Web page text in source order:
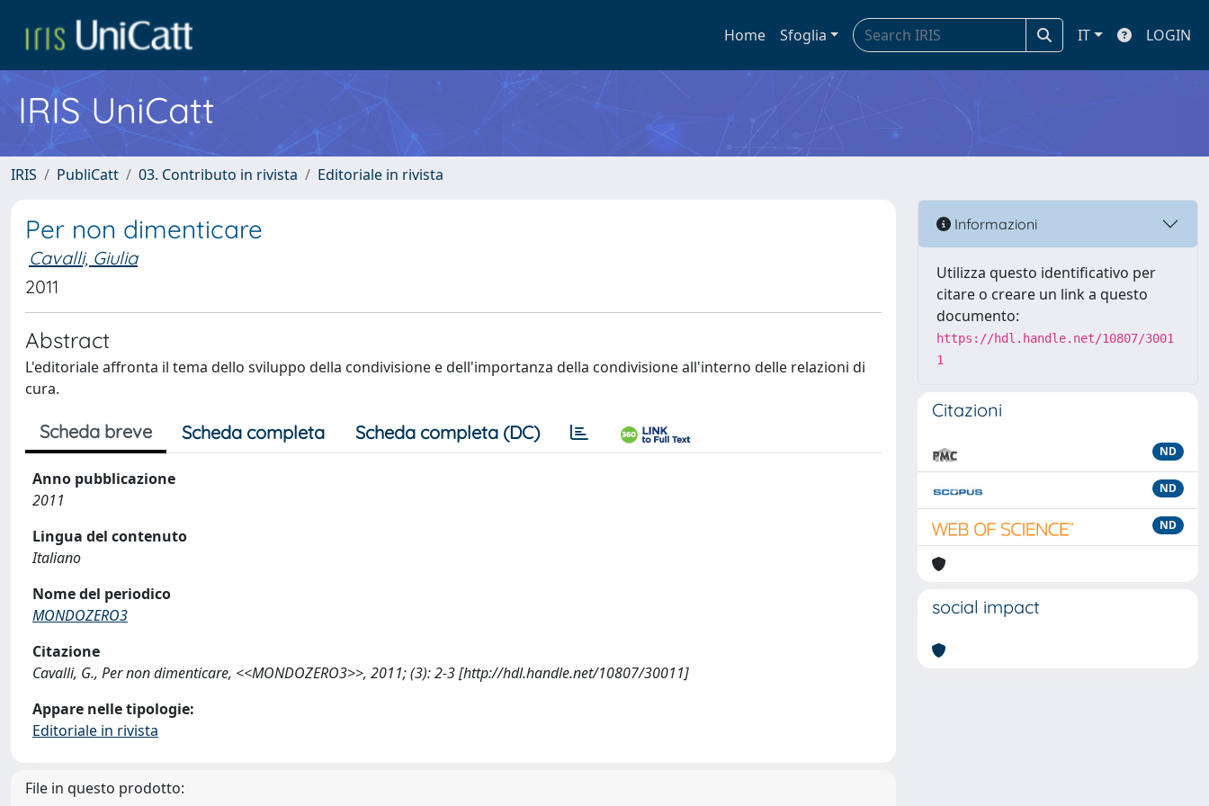
Home Sfoglia IT LOGIN
IRIS UniCatt
IRIS PubliCatt 03. Contributo in rivista Editoriale in rivista
Per non dimenticare
Cavalli, Giulia
2011
Abstract
L'editoriale affronta il tema dello sviluppo della condivisione e dell'importanza della condivisione all'interno delle relazioni di
cura.
Scheda breve Scheda completa Scheda completa (DC)
Anno pubblicazione
2011
Lingua del contenuto
Italiano
Nome del periodico
MONDOZERO3
Citazione
Cavalli, G., Per non dimenticare, <<MONDOZERO3>>, 2011; (3): 2-3 [http://hdl.handle.net/10807/30011]
Appare nelle tipologie:
Editoriale in rivista
File in questo prodotto:
Informazioni
Utilizza questo identificativo per
citare o creare un link a questo
documento:
https://hdl.handle.net/10807/3001
1
Citazioni
ND
ND
ND
social impact